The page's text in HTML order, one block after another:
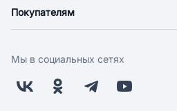
Новости
Поставщикам
Заводчикам
Покупателям
Оплата
Бонусная программа
Мы в социальных сетях